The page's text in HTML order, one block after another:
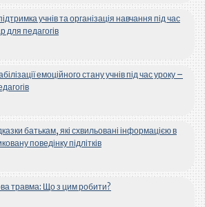
учнів та організація навчання під час
для педагогів
емоційного стану учнів під час уроку –
батькам, які схвильовані інформацією в
поведінку підлітків
травма: Що з цим робити?